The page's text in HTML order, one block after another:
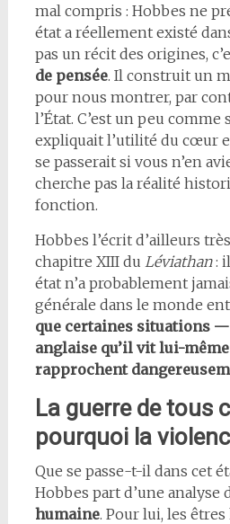
mal compris : Hobbes ne
état a réellement existé
pas un récit des origines,
de pensée. Il construit un
pour nous montrer, par
l’État. C’est un peu
expliquait l’utilité du cœur
se passerait si vous n’en
cherche pas la réalité
fonction.
Hobbes l’écrit d’ailleurs
chapitre XIII du Léviathan:
état n’a probablement
générale dans le monde
que certaines situations
anglaise qu’il vit lui-
rapprochent
La guerre de tous
pourquoi la
Que se passe-t-il dans cet
Hobbes part d’une analyse
humaine. Pour lui, les